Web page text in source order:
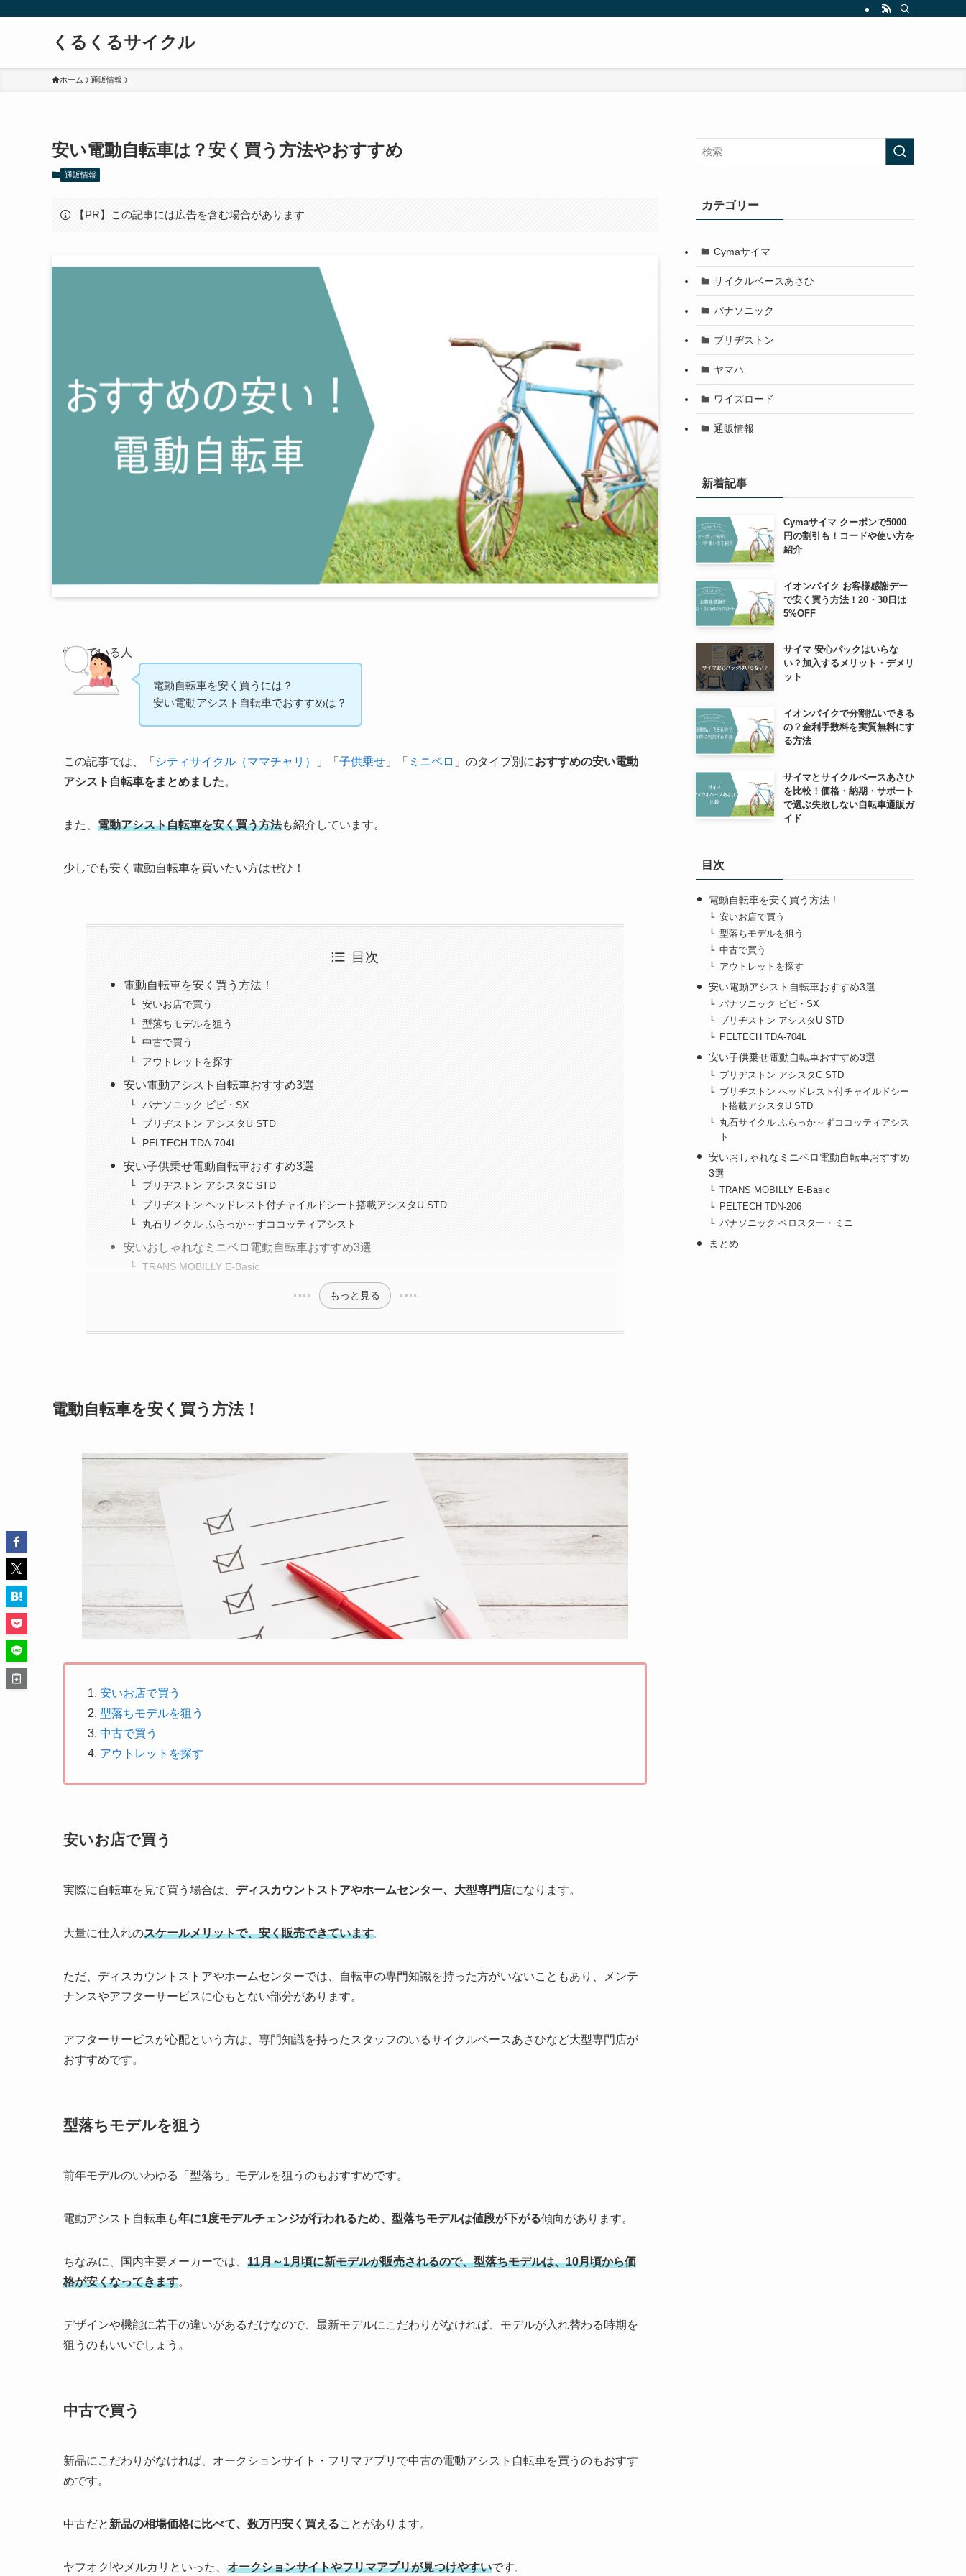
くるくるサイクル
ホーム 通販情報
安い電動自転車は？安く買う方法やおすすめ
通販情報
【PR】この記事には広告を含む場合があります
悩んでいる人
電動自転車を安く買うには？
安い電動アシスト自転車でおすすめは？
この記事では、「 シティサイクル（ママチャリ） 」「 子供乗せ 」「 ミニベロ 」のタイプ別におすすめの安い電動
アシスト自転車をまとめました。
また、 電動アシスト自転車を安く買う方法も紹介しています。
少しでも安く電動自転車を買いたい方はぜひ！
目次
電動自転車を安く買う方法！
安いお店で買う
型落ちモデルを狙う
中古で買う
アウトレットを探す
安い電動アシスト自転車おすすめ3選
パナソニック ビビ・SX
ブリヂストン アシスタU STD
PELTECH TDA-704L
安い子供乗せ電動自転車おすすめ3選
ブリヂストン アシスタC STD
ブリヂストン ヘッドレスト付チャイルドシート搭載アシスタU STD
丸石サイクル ふらっか～ずココッティアシスト
安いおしゃれなミニベロ電動自転車おすすめ3選
TRANS MOBILLY E-Basic
もっと見る
電動自転車を安く買う方法！
安いお店で買う
型落ちモデルを狙う
中古で買う
アウトレットを探す
安いお店で買う
実際に自転車を見て買う場合は、 ディスカウントストアやホームセンター、大型専門店になります。
大量に仕入れのスケールメリットで、安く販売できています。
ただ、ディスカウントストアやホームセンターでは、自転車の専門知識を持った方がいないこともあり、メンテ
ナンスやアフターサービスに心もとない部分があります。
アフターサービスが心配という方は、専門知識を持ったスタッフのいるサイクルベースあさひなど大型専門店が
おすすめです。
型落ちモデルを狙う
前年モデルのいわゆる「型落ち」モデルを狙うのもおすすめです。
電動アシスト自転車も年に1度モデルチェンジが行われるため、型落ちモデルは値段が下がる傾向があります。
ちなみに、国内主要メーカーでは、 11月～1月頃に新モデルが販売されるので、型落ちモデルは、10月頃から価
格が安くなってきます。
デザインや機能に若干の違いがあるだけなので、最新モデルにこだわりがなければ、モデルが入れ替わる時期を
狙うのもいいでしょう。
中古で買う
新品にこだわりがなければ、オークションサイト・フリマアプリで中古の電動アシスト自転車を買うのもおすす
めです。
中古だと 新品の相場価格に比べて、数万円安く買えることがあります。
ヤフオク!やメルカリといった、 オークションサイトやフリマアプリが見つけやすいです。
カテゴリー
Cymaサイマ
サイクルベースあさひ
パナソニック
ブリヂストン
ヤマハ
ワイズロード
通販情報
新着記事
Cymaサイマ クーポンで5000
円の割引も！コードや使い方を
紹介
イオンバイク お客様感謝デー
で安く買う方法！20・30日は
5%OFF
サイマ 安心パックはいらな
い？加入するメリット・デメリ
ット
イオンバイクで分割払いできる
の？金利手数料を実質無料にす
る方法
サイマとサイクルベースあさひ
を比較！価格・納期・サポート
で選ぶ失敗しない自転車通販ガ
イド
目次
電動自転車を安く買う方法！
安いお店で買う
型落ちモデルを狙う
中古で買う
アウトレットを探す
安い電動アシスト自転車おすすめ3選
パナソニック ビビ・SX
ブリヂストン アシスタU STD
PELTECH TDA-704L
安い子供乗せ電動自転車おすすめ3選
ブリヂストン アシスタC STD
ブリヂストン ヘッドレスト付チャイルドシー
ト搭載アシスタU STD
丸石サイクル ふらっか～ずココッティアシス
ト
安いおしゃれなミニベロ電動自転車おすすめ
3選
TRANS MOBILLY E-Basic
PELTECH TDN-206
パナソニック ベロスター・ミニ
まとめ